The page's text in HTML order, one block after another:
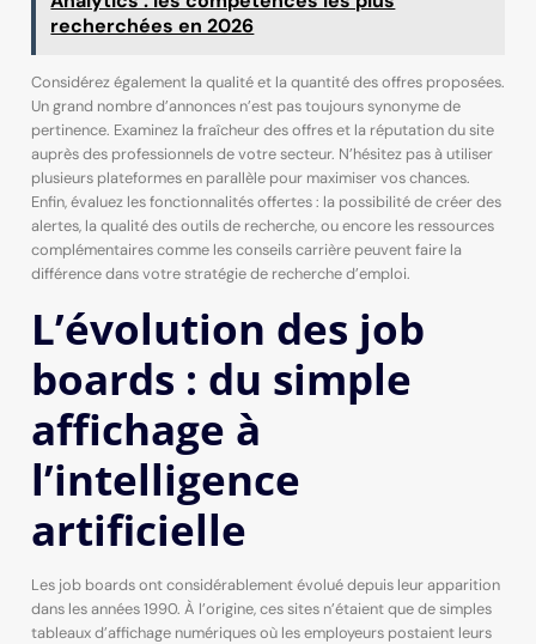
recherchées en 2026
Considérez également la qualité et la quantité des offres proposées.
Un grand nombre d’annonces n’est pas toujours synonyme de
pertinence. Examinez la fraîcheur des offres et la réputation du site
auprès des professionnels de votre secteur. N’hésitez pas à utiliser
plusieurs plateformes en parallèle pour maximiser vos chances.
Enfin, évaluez les fonctionnalités offertes : la possibilité de créer des
alertes, la qualité des outils de recherche, ou encore les ressources
complémentaires comme les conseils carrière peuvent faire la
différence dans votre stratégie de recherche d’emploi.
L’évolution des job
boards : du simple
affichage à
l’intelligence
artificielle
Les job boards ont considérablement évolué depuis leur apparition
dans les années 1990. À l’origine, ces sites n’étaient que de simples
tableaux d’affichage numériques où les employeurs postaient leurs